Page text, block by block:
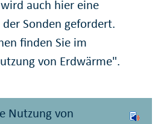
auch hier eine
Sonden gefordert.
finden Sie im
von Erdwärme".
Nutzung von